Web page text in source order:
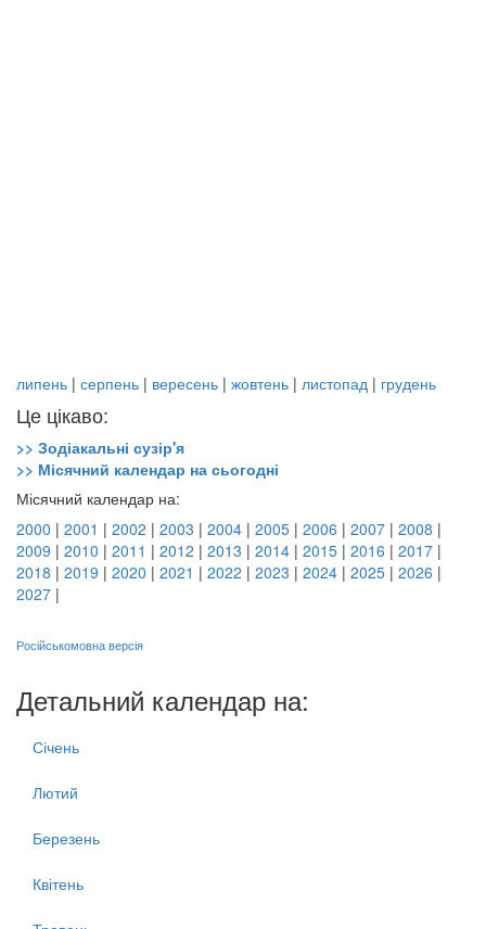
липень | серпень | вересень | жовтень | листопад | грудень
Це цікаво:
>> Зодіакальні сузір'я
>> Місячний календар на сьогодні
Місячний календар на:
2000 | 2001 | 2002 | 2003 | 2004 | 2005 | 2006 | 2007 | 2008 |
2009 | 2010 | 2011 | 2012 | 2013 | 2014 | 2015 | 2016 | 2017 |
2018 | 2019 | 2020 | 2021 | 2022 | 2023 | 2024 | 2025 | 2026 |
2027 |
Російськомовна версія
Детальний календар на:
Січень
Лютий
Березень
Квітень